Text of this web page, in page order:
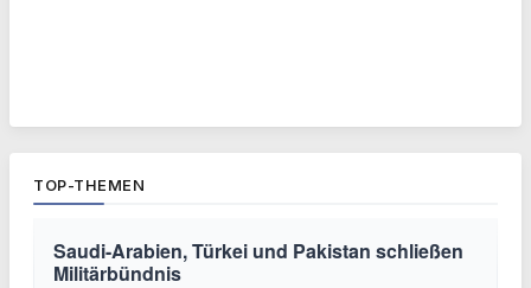
TOP-THEMEN
Saudi-Arabien, Türkei und Pakistan schließen
Militärbündnis